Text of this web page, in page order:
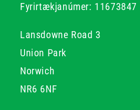
Fyrirtækjanúmer: 11673847
Lansdowne Road 3
Union Park
Norwich
NR6 6NF